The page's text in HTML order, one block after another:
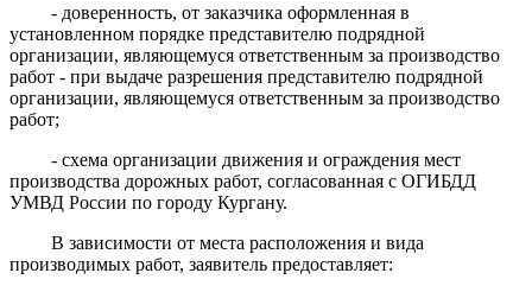
- доверенность, от заказчика оформленная в
установленном порядке представителю подрядной
организации, являющемуся ответственным за производство
работ - при выдаче разрешения представителю подрядной
организации, являющемуся ответственным за производство
работ;
- схема организации движения и ограждения мест
производства дорожных работ, согласованная с ОГИБДД
УМВД России по городу Кургану.
В зависимости от места расположения и вида
производимых работ, заявитель предоставляет: